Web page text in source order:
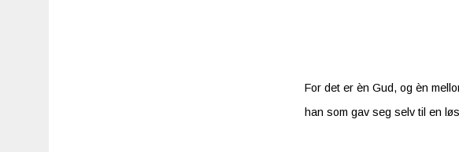
For det er èn Gud, og èn
han som gav seg selv til en